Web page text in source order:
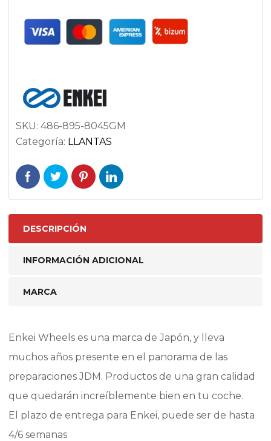
72.6
ANTRACITA
SKU: 486-895-8045GM
Categoría: LLANTAS
DESCRIPCIÓN
INFORMACIÓN ADICIONAL
MARCA
Enkei Wheels es una marca de Japón, y lleva
muchos años presente en el panorama de las
preparaciones JDM. Productos de una gran calidad
que quedarán increíblemente bien en tu coche.
El plazo de entrega para Enkei, puede ser de hasta
4/6 semanas